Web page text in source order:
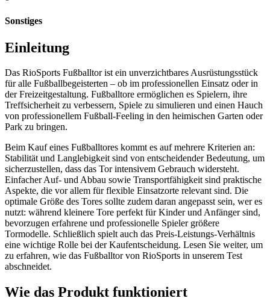
Sonstiges
Einleitung
Das RioSports Fußballtor ist ein unverzichtbares Ausrüstungsstück
für alle Fußballbegeisterten – ob im professionellen Einsatz oder in
der Freizeitgestaltung. Fußballtore ermöglichen es Spielern, ihre
Treffsicherheit zu verbessern, Spiele zu simulieren und einen Hauch
von professionellem Fußball-Feeling in den heimischen Garten oder
Park zu bringen.
Beim Kauf eines Fußballtores kommt es auf mehrere Kriterien an:
Stabilität und Langlebigkeit sind von entscheidender Bedeutung, um
sicherzustellen, dass das Tor intensivem Gebrauch widersteht.
Einfacher Auf- und Abbau sowie Transportfähigkeit sind praktische
Aspekte, die vor allem für flexible Einsatzorte relevant sind. Die
optimale Größe des Tores sollte zudem daran angepasst sein, wer es
nutzt: während kleinere Tore perfekt für Kinder und Anfänger sind,
bevorzugen erfahrene und professionelle Spieler größere
Tormodelle. Schließlich spielt auch das Preis-Leistungs-Verhältnis
eine wichtige Rolle bei der Kaufentscheidung. Lesen Sie weiter, um
zu erfahren, wie das Fußballtor von RioSports in unserem Test
abschneidet.
Wie das Produkt funktioniert